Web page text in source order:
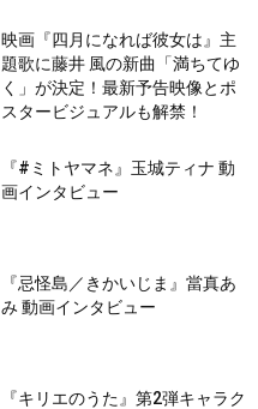
映画『四月になれば彼女は』主
題歌に藤井 風の新曲「満ちてゆ
く」が決定！最新予告映像とポ
スタービジュアルも解禁！
『#ミトヤマネ』玉城ティナ 動
画インタビュー
『忌怪島／きかいじま』當真あ
み 動画インタビュー
『キリエのうた』第2弾キャラク